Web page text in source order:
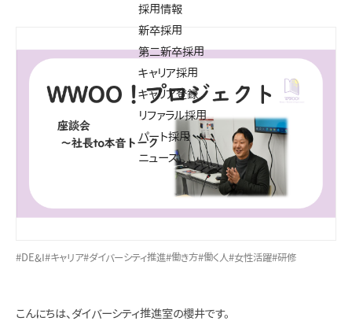
採用情報
新卒採用
第二新卒採用
キャリア採用
キャリア登録
リファラル採用
パート採用
ニュース
#DE&I #キャリア#ダイバーシティ推進#働き方#働く人#女性活躍#研修
こんにちは、ダイバーシティ推進室の櫻井です。